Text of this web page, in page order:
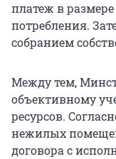
платеж в
потребления.
собранием
Между тем,
объективному
ресурсов.
нежилых
договора с